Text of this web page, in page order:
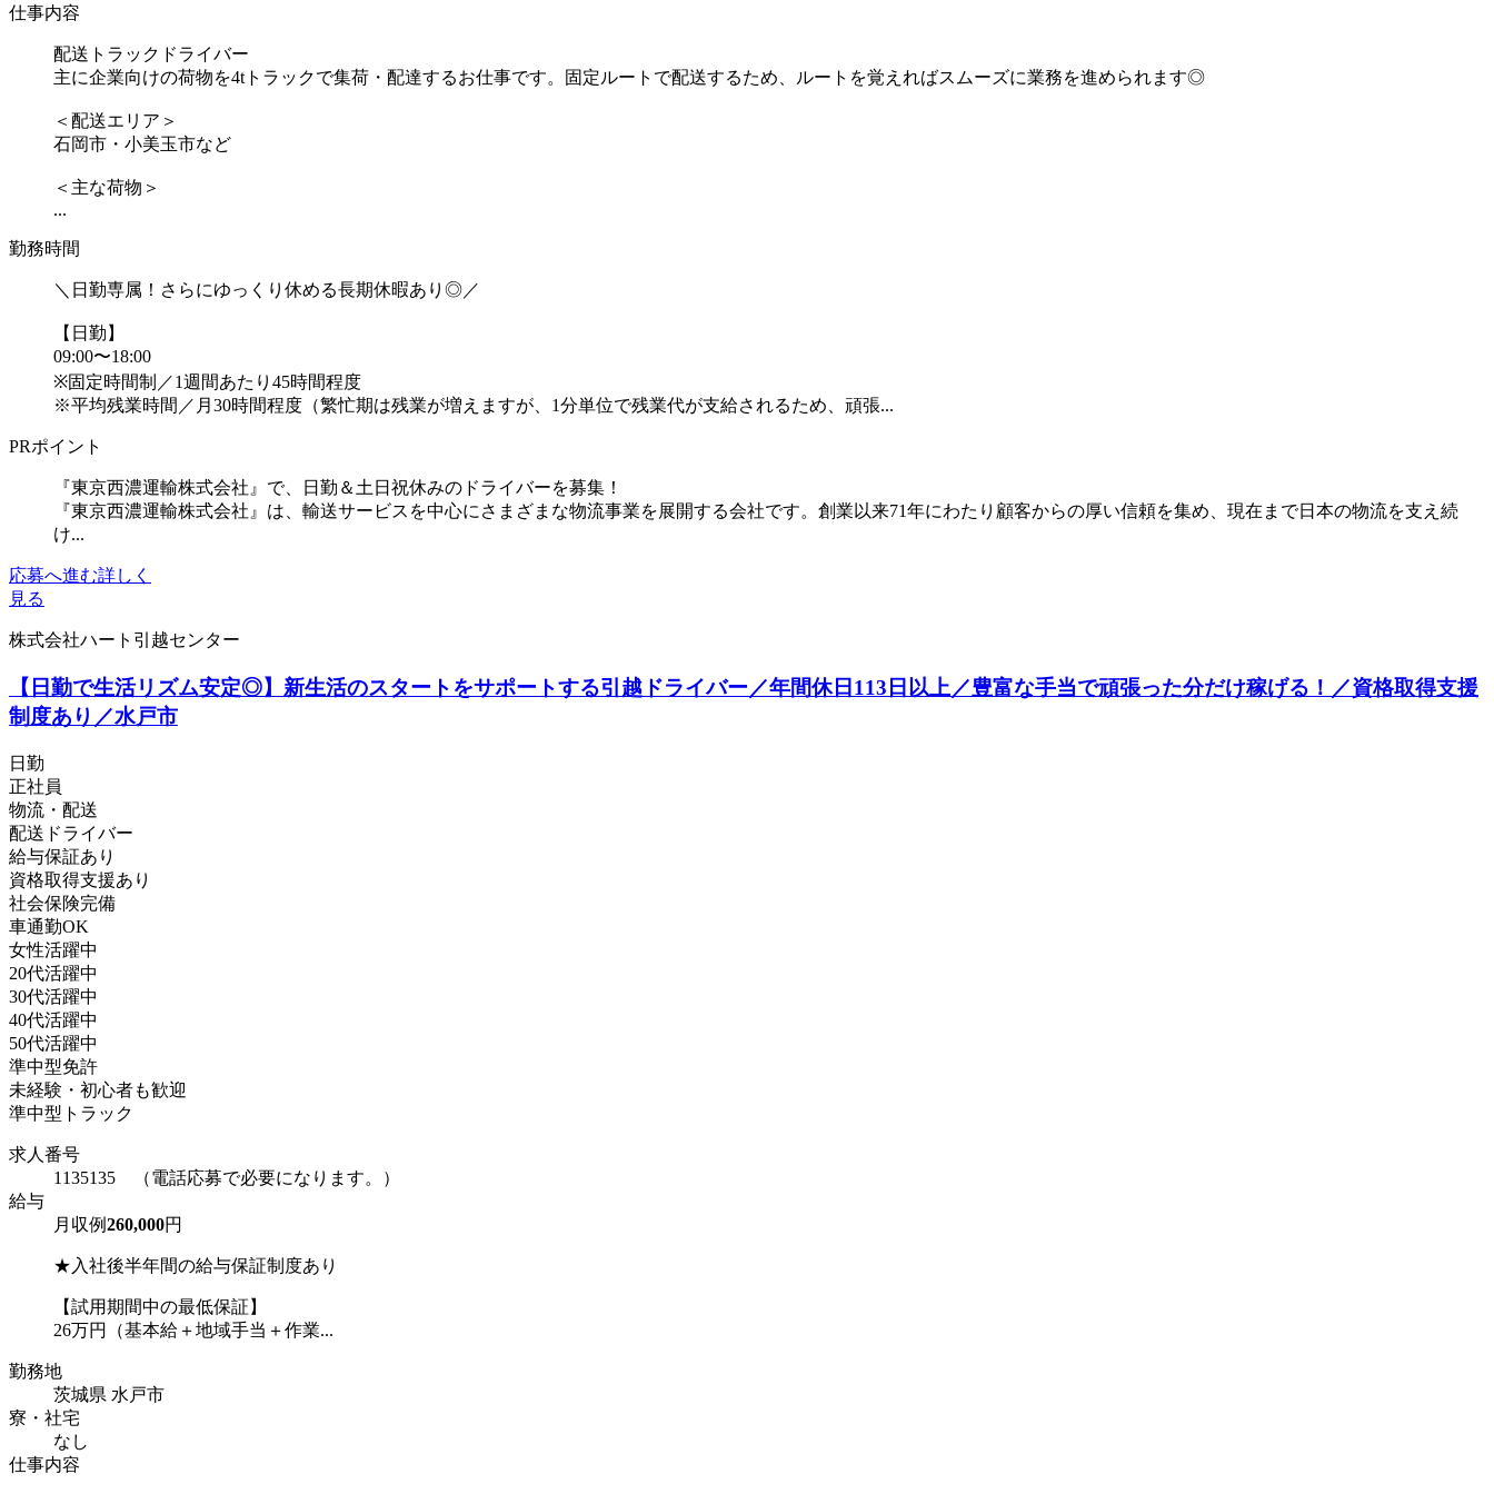
仕事内容
配送トラックドライバー
主に企業向けの荷物を4tトラックで集荷・配達するお仕事です。固定ルートで配送するため、ルートを覚えればスムーズに業務を進められます◎
＜配送エリア＞
石岡市・小美玉市など
＜主な荷物＞
...
勤務時間
＼日勤専属！さらにゆっくり休める長期休暇あり◎／
【日勤】
09:00〜18:00
※固定時間制／1週間あたり45時間程度
※平均残業時間／月30時間程度（繁忙期は残業が増えますが、1分単位で残業代が支給されるため、頑張...
PRポイント
『東京西濃運輸株式会社』で、日勤＆土日祝休みのドライバーを募集！
『東京西濃運輸株式会社』は、輸送サービスを中心にさまざまな物流事業を展開する会社です。創業以来71年にわたり顧客からの厚い信頼を集め、現在まで日本の物流を支え続
け...
応募へ進む詳しく
見る
株式会社ハート引越センター
【日勤で生活リズム安定◎】新生活のスタートをサポートする引越ドライバー／年間休日113日以上／豊富な手当で頑張った分だけ稼げる！／資格取得支援
制度あり／水戸市
日勤
正社員
物流・配送
配送ドライバー
給与保証あり
資格取得支援あり
社会保険完備
車通勤OK
女性活躍中
20代活躍中
30代活躍中
40代活躍中
50代活躍中
準中型免許
未経験・初心者も歓迎
準中型トラック
求人番号
1135135 （電話応募で必要になります。）
給与
月収例260,000円
★入社後半年間の給与保証制度あり
【試用期間中の最低保証】
26万円（基本給＋地域手当＋作業...
勤務地
茨城県 水戸市
寮・社宅
なし
仕事内容